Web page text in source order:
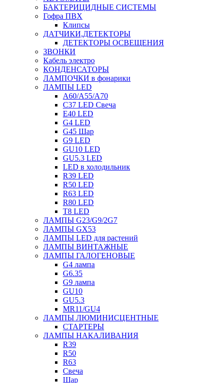
БАКТЕРИЦИДНЫЕ СИСТЕМЫ
Гофра ПВХ
Клипсы
ДАТЧИКИ,ДЕТЕКТОРЫ
ДЕТЕКТОРЫ ОСВЕЩЕНИЯ
ЗВОНКИ
Кабель электро
КОНДЕНСАТОРЫ
ЛАМПОЧКИ в фонарики
ЛАМПЫ LED
A60/A55/A70
C37 LED Свеча
E40 LED
G4 LED
G45 Шар
G9 LED
GU10 LED
GU5.3 LED
LED в холодильник
R39 LED
R50 LED
R63 LED
R80 LED
T8 LED
ЛАМПЫ G23/G9/2G7
ЛАМПЫ GX53
ЛАМПЫ LED для растений
ЛАМПЫ ВИНТАЖНЫЕ
ЛАМПЫ ГАЛОГЕНОВЫЕ
G4 лампа
G6.35
G9 лампа
GU10
GU5.3
MR11/GU4
ЛАМПЫ ЛЮМИНИСЦЕНТНЫЕ
СТАРТЕРЫ
ЛАМПЫ НАКАЛИВАНИЯ
R39
R50
R63
Свеча
Шар